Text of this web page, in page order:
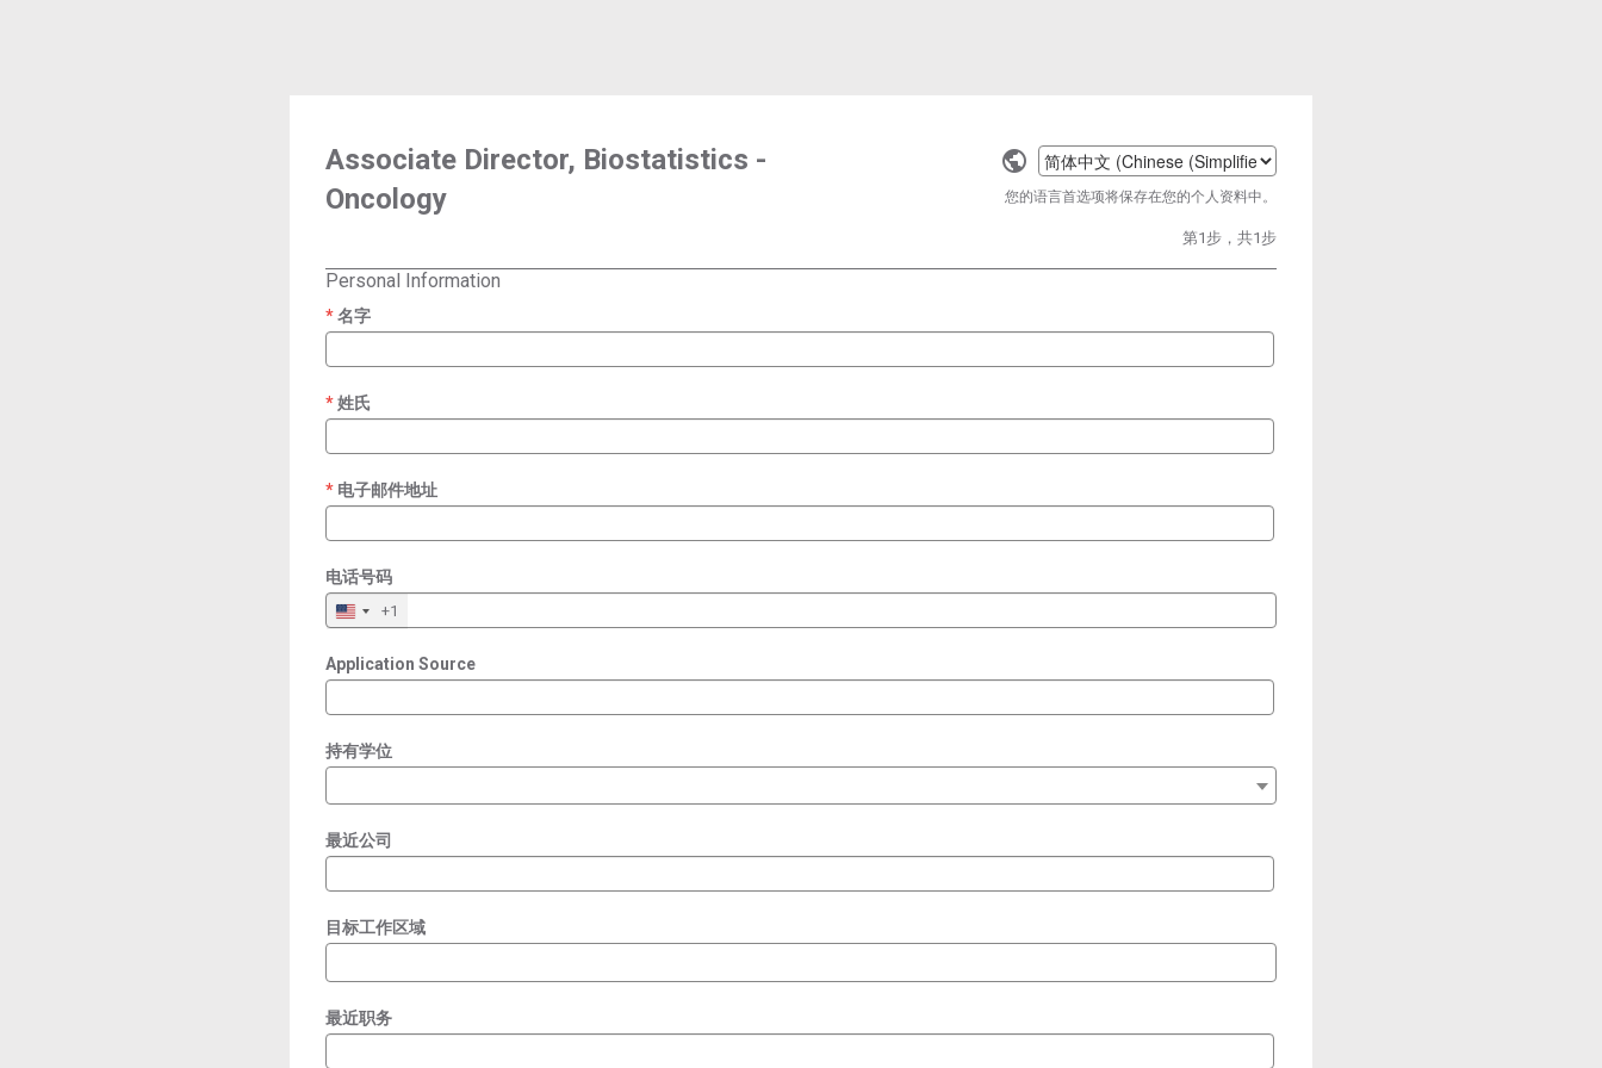
Select
a
language
您的语言首选项将保存在您的个人资料中。
Associate Director, Biostatistics -
Oncology
第1步，共1步
Personal Information
名字
required
姓氏
required
电子邮件地址
required
电话号码
+1
Application Source
持有学位
最近公司
目标工作区域
最近职务